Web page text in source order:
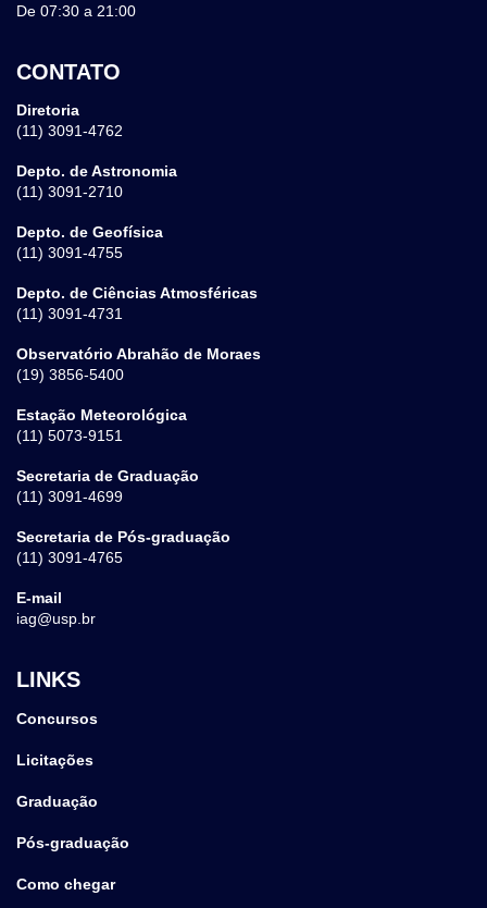
De 07:30 a 21:00
CONTATO
Diretoria
(11) 3091-4762
Depto. de Astronomia
(11) 3091-2710
Depto. de Geofísica
(11) 3091-4755
Depto. de Ciências Atmosféricas
(11) 3091-4731
Observatório Abrahão de Moraes
(19) 3856-5400
Estação Meteorológica
(11) 5073-9151
Secretaria de Graduação
(11) 3091-4699
Secretaria de Pós-graduação
(11) 3091-4765
E-mail
iag@usp.br
LINKS
Concursos
Licitações
Graduação
Pós-graduação
Como chegar